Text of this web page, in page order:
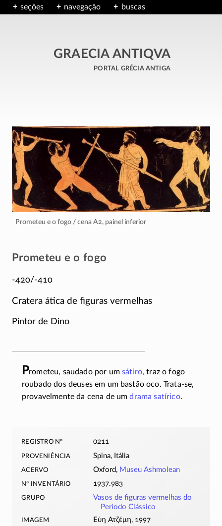
seções navegação buscas
GRAECIA ANTIQVA
portal grécia antiga
Prometeu e o fogo / cena A2, painel inferior
Prometeu e o fogo
-420/-410
Cratera ática de figuras vermelhas
Pintor de Dino
Prometeu, saudado por umsátiro, traz o fogo
roubado dos deuses em um bastão oco. Trata-se,
provavelmente da cena de umdrama satírico.
registro nº 0211
proveniência Spina, Itália
acervo Oxford, Museu Ashmolean
nº inventário 1937.983
grupo
Vasos de figuras vermelhas do
Período Clássico
imagem Εύη Ατζέμη, 1997